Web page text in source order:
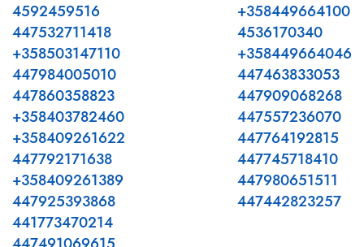
4592459516
447532711418
+358503147110
447984005010
447860358823
+358403782460
+358409261622
447792171638
+358409261389
447925393868
+358449664100
4536170340
+358449664046
447463833053
447909068268
447557236070
447764192815
447745718410
447980651511
447442823257
441773470214